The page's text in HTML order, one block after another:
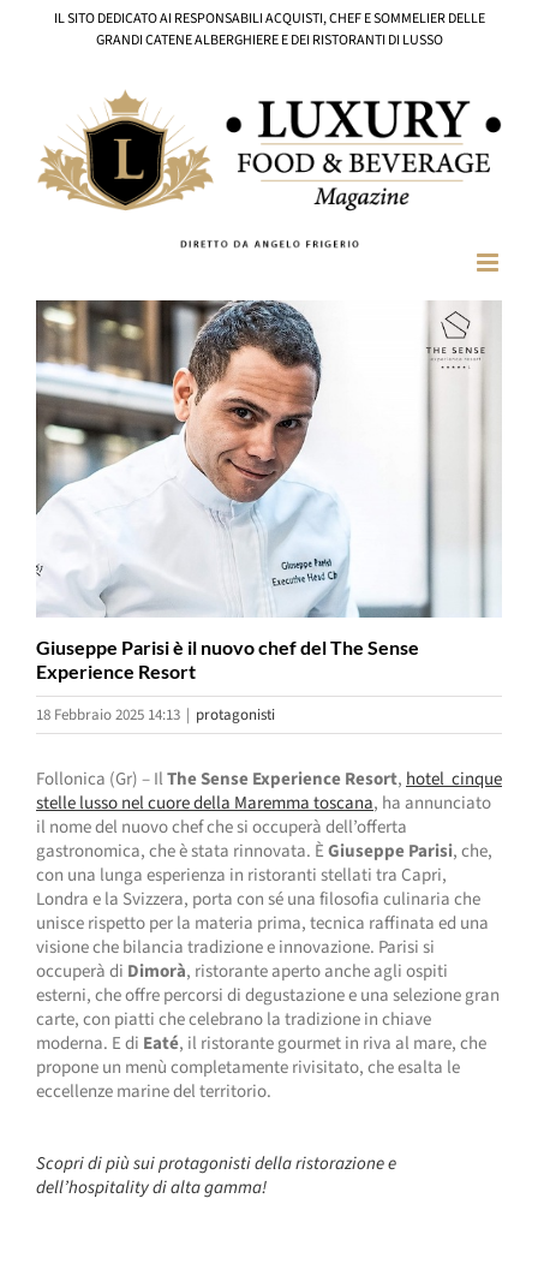
IL SITO DEDICATO AI RESPONSABILI ACQUISTI, CHEF E SOMMELIER DELLE
GRANDI CATENE ALBERGHIERE E DEI RISTORANTI DI LUSSO
Ingrandisci
immagine
Giuseppe Parisi è il nuovo chef del The Sense
Experience Resort
18 Febbraio 2025 14:13 | protagonisti
Follonica (Gr) – IlThe Sense Experience Resort,hotel cinque
stelle lusso nel cuore della Maremma toscana, ha annunciato
il nome del nuovo chef che si occuperà dell’offerta
gastronomica, che è stata rinnovata. ÈGiuseppe Parisi, che,
con una lunga esperienza in ristoranti stellati tra Capri,
Londra e la Svizzera, porta con sé una filosofia culinaria che
unisce rispetto per la materia prima, tecnica raffinata ed una
visione che bilancia tradizione e innovazione. Parisi si
occuperà di Dimorà, ristorante aperto anche agli ospiti
esterni, che offre percorsi di degustazione e una selezione gran
carte, con piatti che celebrano la tradizione in chiave
moderna. E di Eaté, il ristorante gourmet in riva al mare, che
propone un menù completamente rivisitato, che esalta le
eccellenze marine del territorio.
Scopri di più sui protagonisti della ristorazione e
dell’hospitality di alta gamma!